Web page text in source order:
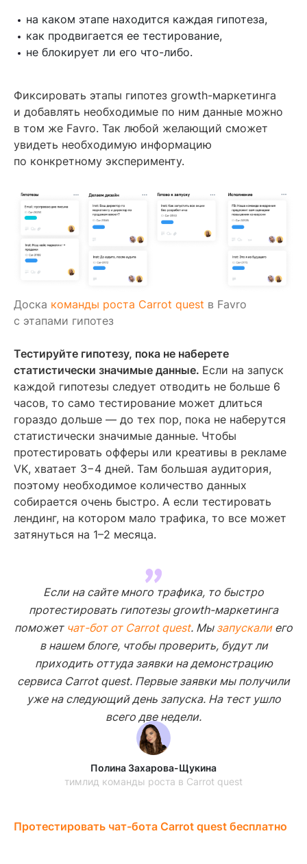
на каком этапе находится каждая гипотеза,
как продвигается ее тестирование,
не блокирует ли его что-либо.
Фиксировать этапы гипотез growth-маркетинга
и добавлять необходимые по ним данные можно
в том же Favro. Так любой желающий сможет
увидеть необходимую информацию
по конкретному эксперименту.
Доска команды роста Carrot quest в Favro
c этапами гипотез
Тестируйте гипотезу, пока не наберете
статистически значимые данные. Если на запуск
каждой гипотезы следует отводить не больше 6
часов, то само тестирование может длиться
гораздо дольше — до тех пор, пока не наберутся
статистически значимые данные. Чтобы
протестировать офферы или креативы в рекламе
VK, хватает 3−4 дней. Там большая аудитория,
поэтому необходимое количество данных
собирается очень быстро. А если тестировать
лендинг, на котором мало трафика, то все может
затянуться на 1–2 месяца.
Если на сайте много трафика, то быстро
протестировать гипотезы growth-маркетинга
поможет чат-бот от Carrot quest. Мы запускалиего
в нашем блоге, чтобы проверить, будут ли
приходить оттуда заявки на демонстрацию
сервиса Carrot quest. Первые заявки мы получили
уже на следующий день запуска. На тест ушло
всего две недели.
Полина Захарова-Щукина
тимлид команды роста в Carrot quest
Протестировать чат-бота Carrot quest бесплатно